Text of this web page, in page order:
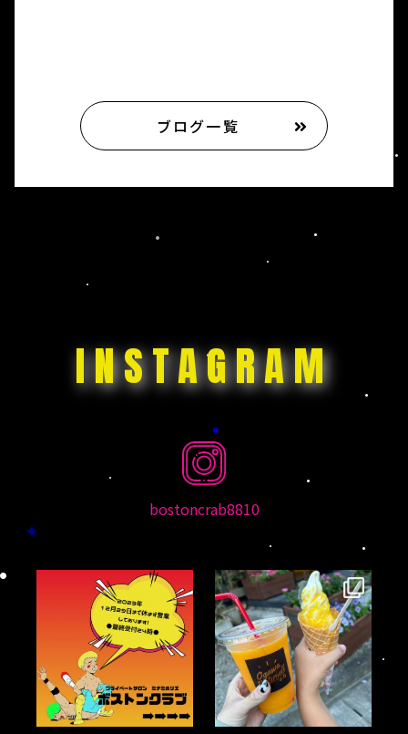
ブログ一覧
INSTAGRAM
bostoncrab8810
bostoncrab8810
12月 1
bostoncrab8810
11月 7